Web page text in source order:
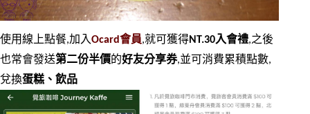
使用線上點餐,加入Ocard會員,就可獲得NT.30入會禮,之後
也常會發送第二份半價的好友分享券,並可消費累積點數,
兌換蛋糕、飲品